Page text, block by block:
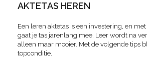
AKTETAS HEREN
Een leren aktetas is een investering, en
gaat je tas jarenlang mee. Leer wordt na
alleen maar mooier. Met de volgende tips
topconditie.